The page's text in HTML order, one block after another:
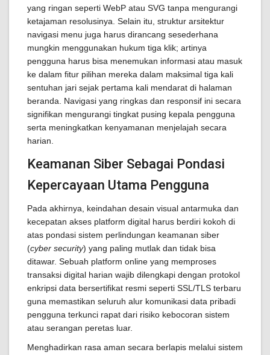
yang ringan seperti WebP atau SVG tanpa mengurangi
ketajaman resolusinya. Selain itu, struktur arsitektur
navigasi menu juga harus dirancang sesederhana
mungkin menggunakan hukum tiga klik; artinya
pengguna harus bisa menemukan informasi atau masuk
ke dalam fitur pilihan mereka dalam maksimal tiga kali
sentuhan jari sejak pertama kali mendarat di halaman
beranda. Navigasi yang ringkas dan responsif ini secara
signifikan mengurangi tingkat pusing kepala pengguna
serta meningkatkan kenyamanan menjelajah secara
harian.
Keamanan Siber Sebagai Pondasi
Kepercayaan Utama Pengguna
Pada akhirnya, keindahan desain visual antarmuka dan
kecepatan akses platform digital harus berdiri kokoh di
atas pondasi sistem perlindungan keamanan siber
(cyber security) yang paling mutlak dan tidak bisa
ditawar. Sebuah platform online yang memproses
transaksi digital harian wajib dilengkapi dengan protokol
enkripsi data bersertifikat resmi seperti SSL/TLS terbaru
guna memastikan seluruh alur komunikasi data pribadi
pengguna terkunci rapat dari risiko kebocoran sistem
atau serangan peretas luar.
Menghadirkan rasa aman secara berlapis melalui sistem